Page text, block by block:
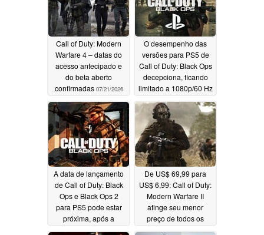
Call of Duty: Modern
Warfare 4 – datas do
acesso antecipado e
do beta aberto
confirmadas 07/21/2026
O desempenho das
versões para PS5 de
Call of Duty: Black Ops
decepciona, ficando
limitado a 1080p/60 Hz
07/11/2026
A data de lançamento
de Call of Duty: Black
Ops e Black Ops 2
para PS5 pode estar
próxima, após a
De US$ 69,99 para
US$ 6,99: Call of Duty:
Modern Warfare II
atinge seu menor
preço de todos os